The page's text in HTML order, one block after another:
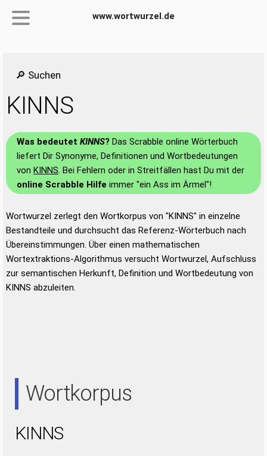
www.wortwurzel.de
🔎 Suchen
KINNS
Was bedeutet KINNS? Das Scrabble online Wörterbuch
liefert Dir Synonyme, Definitionen und Wortbedeutungen
von KINNS. Bei Fehlern oder in Streitfällen hast Du mit der
online Scrabble Hilfe immer "ein Ass im Ärmel"!
Wortwurzel zerlegt den Wortkorpus von "KINNS" in einzelne
Bestandteile und durchsucht das Referenz-Wörterbuch nach
Übereinstimmungen. Über einen mathematischen
Wortextraktions-Algorithmus versucht Wortwurzel, Aufschluss
zur semantischen Herkunft, Definition und Wortbedeutung von
KINNS abzuleiten.
Wortkorpus
KINNS